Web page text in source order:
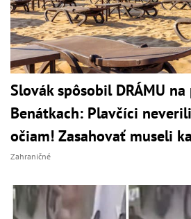
Slovák spôsobil DRÁMU
Benátkach: Plavčíci
očiam! Zasahovať museli
Zahraničné